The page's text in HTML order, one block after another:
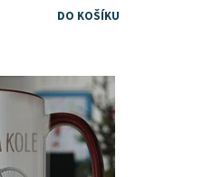
kamarádku, maminku, zkrátka